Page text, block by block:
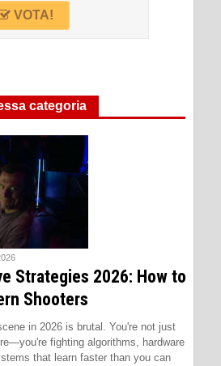
VOTA!
categoria
Strategies 2026: How to
Shooters
in 2026 is brutal. You're not just
fighting algorithms, hardware
that learn faster than you can